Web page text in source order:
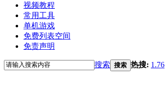
视频教程
常用工具
单机游戏
免费列表空间
免责声明
搜索 搜索 热搜: 1.76